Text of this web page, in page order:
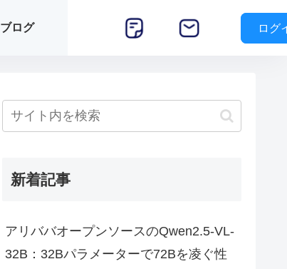
ブログ ログ
新着記事
アリババオープンソースのQwen2.5-VL-
32B：32Bパラメーターで72Bを凌ぐ性